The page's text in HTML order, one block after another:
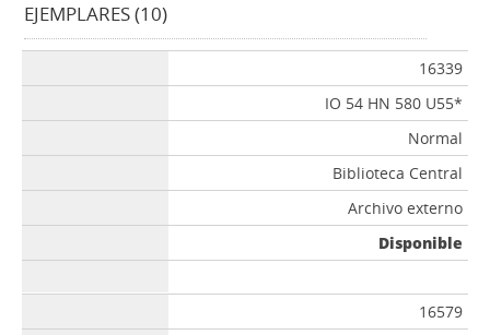
EJEMPLARES (10)
16339
IO 54 HN 580 U55*
Normal
Biblioteca Central
Archivo externo
Disponible
16579